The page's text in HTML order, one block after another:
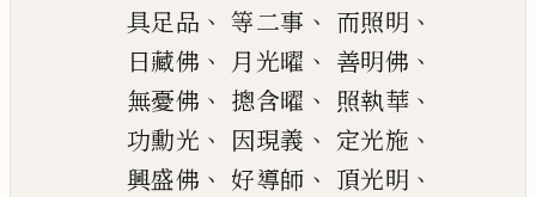
具足品 、 等二事 、 而照明 、
日藏佛 、 月光曜 、 善明佛 、
無憂佛 、 摠含曜 、 照執華 、
功勳光 、 因現義 、 定光施 、
興盛佛 、 好導師 、 頂光明 、